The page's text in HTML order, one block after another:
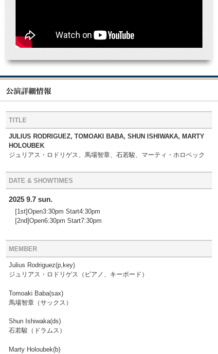
TITLE
JULIUS RODRIGUEZ, TOMOAKI BABA, SHUN ISHIWAKA, MARTY
HOLOUBEK
ジュリアス・ロドリゲス、馬場智章、石若駿、マーティ・ホロベック
DATE & SHOWTIMES
2025 9.7 sun.
[1st]Open3:30pm Start4:30pm
[2nd]Open6:30pm Start7:30pm
MEMBER
Julius Rodriguez(p,key)
ジュリアス・ロドリゲス（ピアノ、キーボード）
Tomoaki Baba(sax)
馬場智章（サックス）
Shun Ishiwaka(ds)
石若駿（ドラムス）
Marty Holoubek(b)